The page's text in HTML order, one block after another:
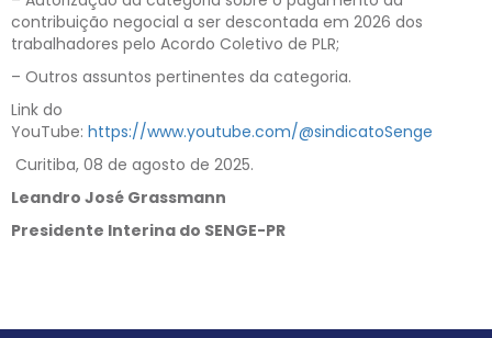
contribuição negocial a ser descontada em 2026 dos
trabalhadores pelo Acordo Coletivo de PLR;
– Outros assuntos pertinentes da categoria.
Link do
YouTube: https://www.youtube.com/@sindicatoSenge
Curitiba, 08 de agosto de 2025.
Leandro José Grassmann
Presidente Interina do SENGE-PR